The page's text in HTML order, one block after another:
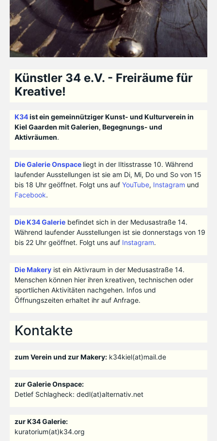
Künstler 34 e.V. - Freiräume für
Kreative!
K34ist ein gemeinnütziger Kunst- und Kulturverein in
Kiel Gaarden mit Galerien, Begegnungs- und
Aktivräumen.
Die Galerie Onspace liegt in der Iltisstrasse 10. Während
laufender Ausstellungen ist sie am Di, Mi, Do und So von 15
bis 18 Uhr geöffnet. Folgt uns auf YouTube, Instagram und
Facebook.
Die K34 Galeriebefindet sich in der Medusastraße 14.
Während laufender Ausstellungen ist sie donnerstags von 19
bis 22 Uhr geöffnet. Folgt uns auf Instagram.
Die Makeryist ein Aktivraum in der Medusastraße 14.
Menschen können hier ihren kreativen, technischen oder
sportlichen Aktivitäten nachgehen. Infos und
Öffnungszeiten erhaltet ihr auf Anfrage.
Kontakte
zum Verein und zur Makery:k34kiel(at)mail.de
zur Galerie Onspace:
Detlef Schlagheck: dedl(at)alternativ.net
zur K34 Galerie:
kuratorium(at)k34.org